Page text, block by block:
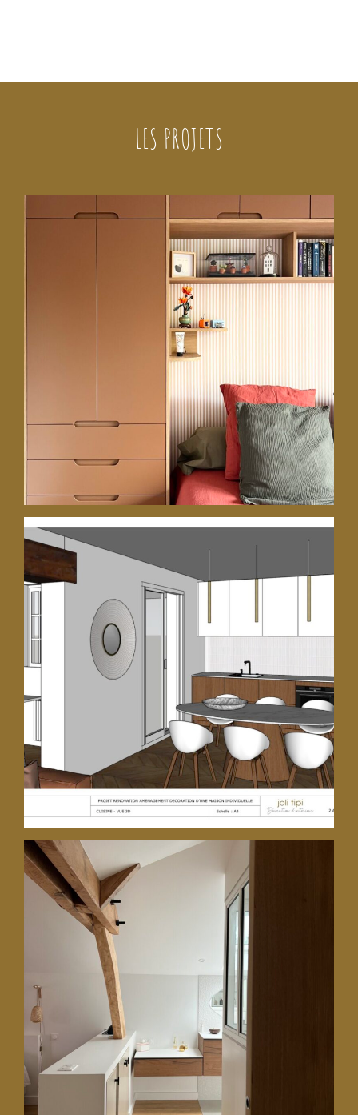
LES PROJETS
1 juin 2026
Du sur-mesure pour optimiser un
23 mars 2026
Réagencement d’une maison des
années 60
Rénovation : une suite parentale
sous les toits